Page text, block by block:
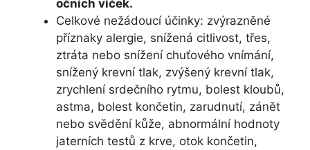
očních víček.
Celkové nežádoucí účinky: zvýrazněné
příznaky alergie, snížená citlivost, třes,
ztráta nebo snížení chuťového vnímání,
snížený krevní tlak, zvýšený krevní tlak,
zrychlení srdečního rytmu, bolest kloubů,
astma, bolest končetin, zarudnutí, zánět
nebo svědění kůže, abnormální hodnoty
jaterních testů z krve, otok končetin,